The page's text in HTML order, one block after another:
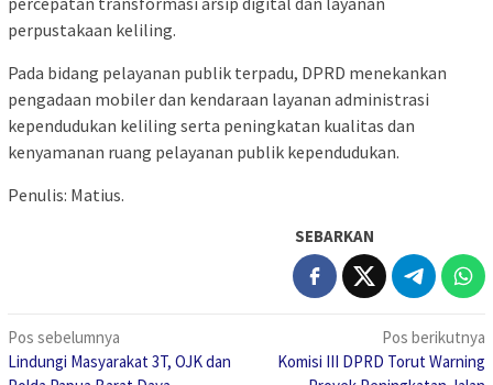
perpustakaan keliling.
Pada bidang pelayanan publik terpadu, DPRD menekankan
pengadaan mobiler dan kendaraan layanan administrasi
kependudukan keliling serta peningkatan kualitas dan
kenyamanan ruang pelayanan publik kependudukan.
Penulis: Matius.
SEBARKAN
Navigasi
pos
Pos sebelumnya
Lindungi Masyarakat 3T, OJK dan
Pos berikutnya
Komisi III DPRD Torut Warning